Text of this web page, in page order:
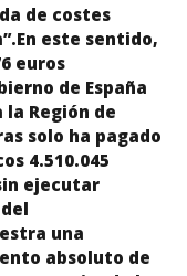
de costes
este sentido,
euros
de España
la Región de
solo ha pagado
4.510.045
ejecutar
una
absoluto de